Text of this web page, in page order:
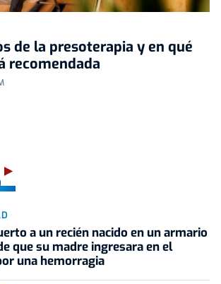
de la presoterapia y en qué
recomendada
a un recién nacido en un armario
que su madre ingresara en el
una hemorragia